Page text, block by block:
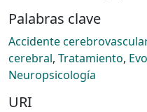
Palabras clave
Accidente cerebrovascular
cerebral, Tratamiento,
Neuropsicología
URI